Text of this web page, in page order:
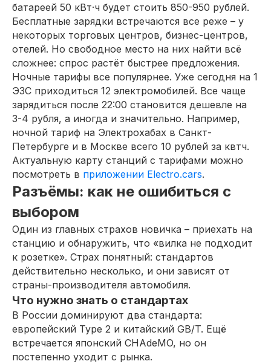
батареей 50 кВт·ч будет стоить 850-950 рублей.
Бесплатные зарядки встречаются все реже – у
некоторых торговых центров, бизнес-центров,
отелей. Но свободное место на них найти всё
сложнее: спрос растёт быстрее предложения.
Ночные тарифы все популярнее. Уже сегодня на 1
ЭЗС приходиться 12 электромобилей. Все чаще
зарядиться после 22:00 становится дешевле на
3-4 рубля, а иногда и значительно. Например,
ночной тариф на Электрохабах в Санкт-
Петербурге и в Москве всего 10 рублей за квтч.
Актуальную карту станций с тарифами можно
посмотреть в приложении Electro.cars.
Разъёмы: как не ошибиться с
выбором
Один из главных страхов новичка – приехать на
станцию и обнаружить, что «вилка не подходит
к розетке». Страх понятный: стандартов
действительно несколько, и они зависят от
страны-производителя автомобиля.
Что нужно знать о стандартах
В России доминируют два стандарта:
европейский Type 2 и китайский GB/T. Ещё
встречается японский CHAdeMO, но он
постепенно уходит с рынка.